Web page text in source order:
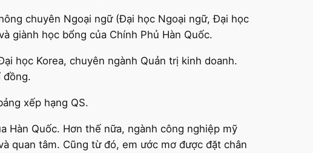
chuyên Ngoại ngữ (Đại học Ngoại ngữ, Đại học
giành học bổng của Chính Phủ Hàn Quốc.
học Korea, chuyên ngành Quản trị kinh doanh.
đồng.
xếp hạng QS.
Hàn Quốc. Hơn thế nữa, ngành công nghiệp mỹ
quan tâm. Cũng từ đó, em ước mơ được đặt chân